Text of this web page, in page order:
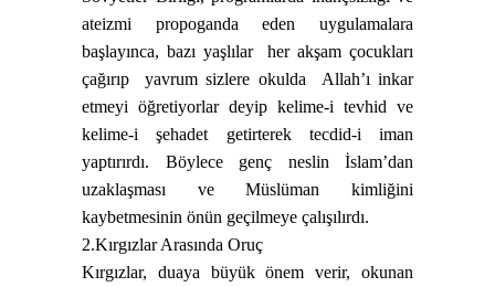
ateizmi propoganda eden uygulamalara
başlayınca, bazı yaşlılar
her akşam çocukları
çağırıp
yavrum sizlere okulda
Allah’ı inkar
etmeyi öğretiyorlar deyip kelime-i tevhid ve
kelime-i şehadet getirterek tecdid-i iman
yaptırırdı. Böylece genç neslin İslam’dan
uzaklaşması ve Müslüman kimliğini
kaybetmesinin önün geçilmeye çalışılırdı.
2.Kırgızlar Arasında Oruç
Kırgızlar, duaya büyük önem verir, okunan